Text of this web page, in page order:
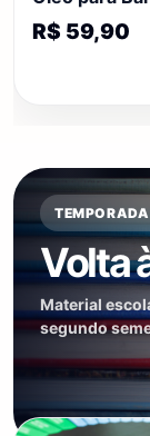
R$ 59,90
Volta
Material
segundo